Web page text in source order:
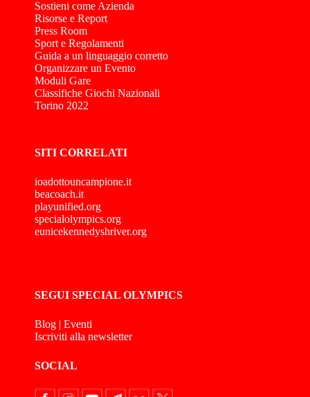
Sostieni come Azienda
Risorse e Report
Press Room
Sport e Regolamenti
Guida a un linguaggio corretto
Organizzare un Evento
Moduli Gare
Classifiche Giochi Nazionali
Torino 2022
SITI CORRELATI
ioadottouncampione.it
beacoach.it
playunified.org
specialolympics.org
eunicekennedyshriver.org
SEGUI SPECIAL OLYMPICS
Blog | Eventi
Iscriviti alla newsletter
SOCIAL